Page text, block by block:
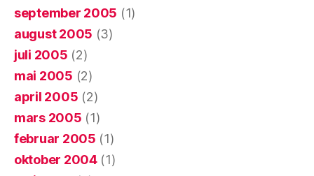
september 2005 (1)
august 2005 (3)
juli 2005 (2)
mai 2005 (2)
april 2005 (2)
mars 2005 (1)
februar 2005 (1)
oktober 2004(1)